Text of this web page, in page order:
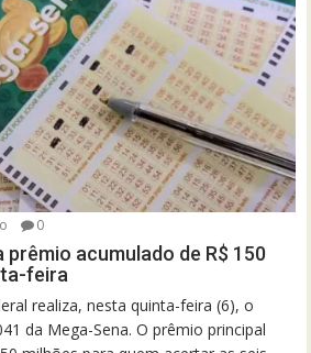
0
acumulado de R$ 150
feira
realiza, nesta quinta-feira (6), o
da Mega-Sena. O prêmio principal